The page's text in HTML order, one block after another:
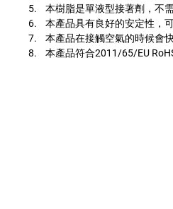
5. 本樹脂是單液型接著劑，不
6. 本產品具有良好的安定性，可
7. 本產品在接觸空氣的時候會
8. 本產品符合2011/65/EU